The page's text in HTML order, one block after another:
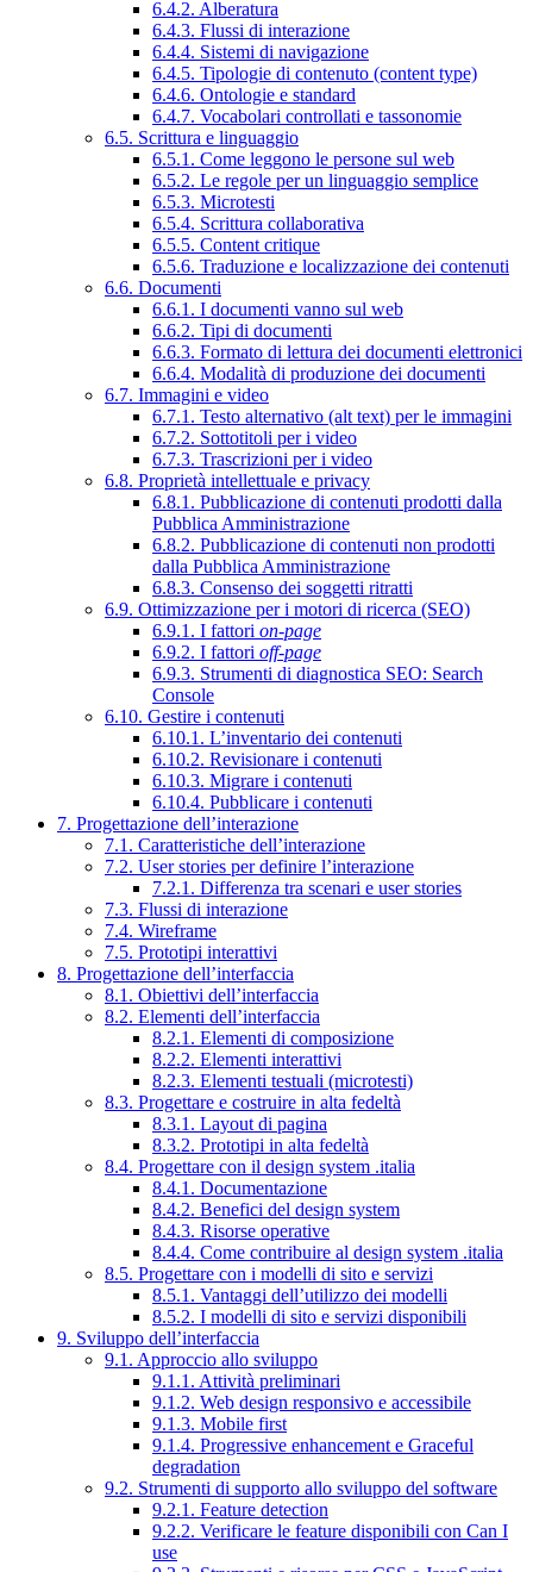
6.4.2. Alberatura
6.4.3. Flussi di interazione
6.4.4. Sistemi di navigazione
6.4.5. Tipologie di contenuto (content type)
6.4.6. Ontologie e standard
6.4.7. Vocabolari controllati e tassonomie
6.5. Scrittura e linguaggio
6.5.1. Come leggono le persone sul web
6.5.2. Le regole per un linguaggio semplice
6.5.3. Microtesti
6.5.4. Scrittura collaborativa
6.5.5. Content critique
6.5.6. Traduzione e localizzazione dei contenuti
6.6. Documenti
6.6.1. I documenti vanno sul web
6.6.2. Tipi di documenti
6.6.3. Formato di lettura dei documenti elettronici
6.6.4. Modalità di produzione dei documenti
6.7. Immagini e video
6.7.1. Testo alternativo (alt text) per le immagini
6.7.2. Sottotitoli per i video
6.7.3. Trascrizioni per i video
6.8. Proprietà intellettuale e privacy
6.8.1. Pubblicazione di contenuti prodotti dalla
Pubblica Amministrazione
6.8.2. Pubblicazione di contenuti non prodotti
dalla Pubblica Amministrazione
6.8.3. Consenso dei soggetti ritratti
6.9. Ottimizzazione per i motori di ricerca (SEO)
6.9.1. I fattori on-page
6.9.2. I fattori off-page
6.9.3. Strumenti di diagnostica SEO: Search
Console
6.10. Gestire i contenuti
6.10.1. L’inventario dei contenuti
6.10.2. Revisionare i contenuti
6.10.3. Migrare i contenuti
6.10.4. Pubblicare i contenuti
7. Progettazione dell’interazione
7.1. Caratteristiche dell’interazione
7.2. User stories per definire l’interazione
7.2.1. Differenza tra scenari e user stories
7.3. Flussi di interazione
7.4. Wireframe
7.5. Prototipi interattivi
8. Progettazione dell’interfaccia
8.1. Obiettivi dell’interfaccia
8.2. Elementi dell’interfaccia
8.2.1. Elementi di composizione
8.2.2. Elementi interattivi
8.2.3. Elementi testuali (microtesti)
8.3. Progettare e costruire in alta fedeltà
8.3.1. Layout di pagina
8.3.2. Prototipi in alta fedeltà
8.4. Progettare con il design system .italia
8.4.1. Documentazione
8.4.2. Benefici del design system
8.4.3. Risorse operative
8.4.4. Come contribuire al design system .italia
8.5. Progettare con i modelli di sito e servizi
8.5.1. Vantaggi dell’utilizzo dei modelli
8.5.2. I modelli di sito e servizi disponibili
9. Sviluppo dell’interfaccia
9.1. Approccio allo sviluppo
9.1.1. Attività preliminari
9.1.2. Web design responsivo e accessibile
9.1.3. Mobile first
9.1.4. Progressive enhancement e Graceful
degradation
9.2. Strumenti di supporto allo sviluppo del software
9.2.1. Feature detection
9.2.2. Verificare le feature disponibili con Can I
use